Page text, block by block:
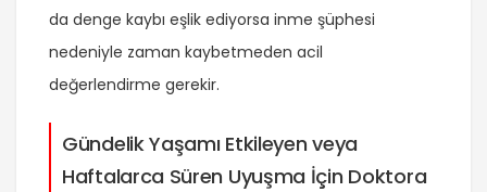
da denge kaybı eşlik ediyorsa inme şüphesi
nedeniyle zaman kaybetmeden acil
değerlendirme gerekir.
Gündelik Yaşamı Etkileyen veya
Haftalarca Süren Uyuşma İçin Doktora